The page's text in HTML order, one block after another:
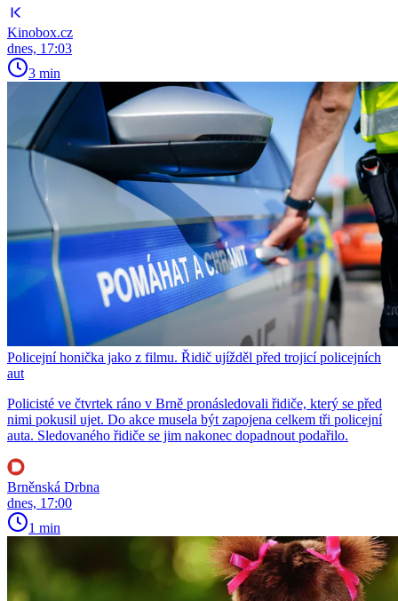
Kinobox.cz
dnes, 17:03
3 min
Policejní honička jako z filmu. Řidič ujížděl před trojicí policejních
aut
Policisté ve čtvrtek ráno v Brně pronásledovali řidiče, který se před
nimi pokusil ujet. Do akce musela být zapojena celkem tři policejní
auta. Sledovaného řidiče se jim nakonec dopadnout podařilo.
Brněnská Drbna
dnes, 17:00
1 min